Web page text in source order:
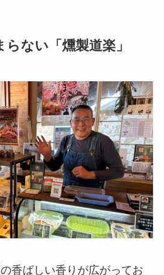
ない「燻製道楽」
香ばしい香りが広がってお